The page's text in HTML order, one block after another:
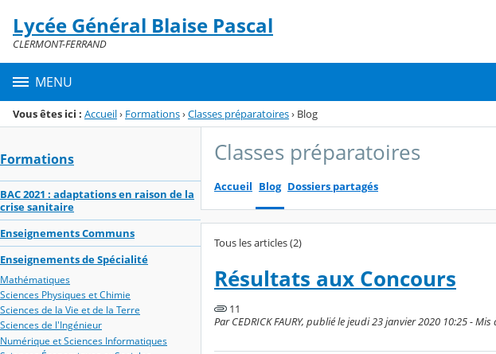
Menu de la rubrique
Contenu
Lycée Général Blaise Pascal
CLERMONT-FERRAND
MENU
Vous êtes ici : Accueil› Formations›Classes préparatoires› Blog
Formations
BAC 2021 : adaptations en raison de la
crise sanitaire
Enseignements Communs
Enseignements de Spécialité
Mathématiques
Sciences Physiques et Chimie
Sciences de la Vie et de la Terre
Sciences de l'Ingénieur
Numérique et Sciences Informatiques
Classes préparatoires
Accueil Blog Dossiers partagés
Tous les articles (2)
Résultats aux Concours
11
Par CEDRICK FAURY, publié le jeudi 23 janvier 2020 10:25 -